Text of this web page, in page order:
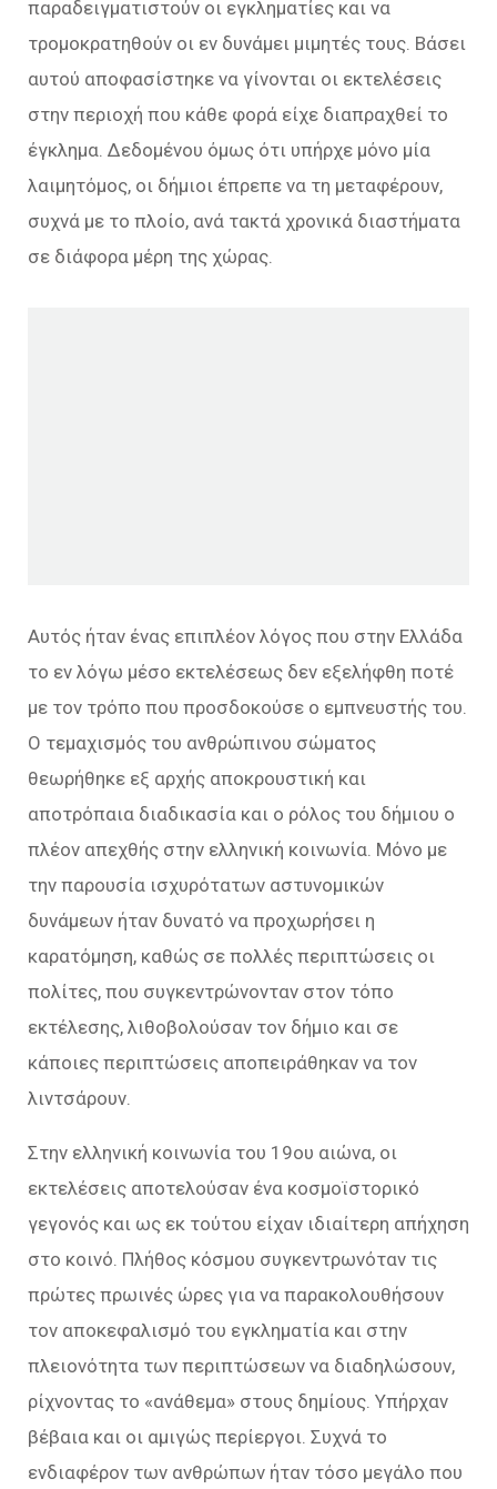
παραδειγματιστούν οι εγκληματίες και να
τρομοκρατηθούν οι εν δυνάμει μιμητές τους. Βάσει
αυτού αποφασίστηκε να γίνονται οι εκτελέσεις
στην περιοχή που κάθε φορά είχε διαπραχθεί το
έγκλημα. Δεδομένου όμως ότι υπήρχε μόνο μία
λαιμητόμος, οι δήμιοι έπρεπε να τη μεταφέρουν,
συχνά με το πλοίο, ανά τακτά χρονικά διαστήματα
σε διάφορα μέρη της χώρας.
Αυτός ήταν ένας επιπλέον λόγος που στην Ελλάδα
το εν λόγω μέσο εκτελέσεως δεν εξελήφθη ποτέ
με τον τρόπο που προσδοκούσε ο εμπνευστής του.
Ο τεμαχισμός του ανθρώπινου σώματος
θεωρήθηκε εξ αρχής αποκρουστική και
αποτρόπαια διαδικασία και ο ρόλος του δήμιου ο
πλέον απεχθής στην ελληνική κοινωνία. Μόνο με
την παρουσία ισχυρότατων αστυνομικών
δυνάμεων ήταν δυνατό να προχωρήσει η
καρατόμηση, καθώς σε πολλές περιπτώσεις οι
πολίτες, που συγκεντρώνονταν στον τόπο
εκτέλεσης, λιθοβολούσαν τον δήμιο και σε
κάποιες περιπτώσεις αποπειράθηκαν να τον
λιντσάρουν.
Στην ελληνική κοινωνία του 19ου αιώνα, οι
εκτελέσεις αποτελούσαν ένα κοσμοϊστορικό
γεγονός και ως εκ τούτου είχαν ιδιαίτερη απήχηση
στο κοινό. Πλήθος κόσμου συγκεντρωνόταν τις
πρώτες πρωινές ώρες για να παρακολουθήσουν
τον αποκεφαλισμό του εγκληματία και στην
πλειονότητα των περιπτώσεων να διαδηλώσουν,
ρίχνοντας το «ανάθεμα» στους δημίους. Υπήρχαν
βέβαια και οι αμιγώς περίεργοι. Συχνά το
ενδιαφέρον των ανθρώπων ήταν τόσο μεγάλο που